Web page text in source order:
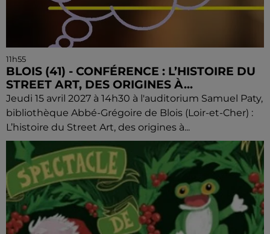
11h55
BLOIS (41) - CONFÉRENCE : L’HISTOIRE DU
STREET ART, DES ORIGINES À...
Jeudi 15 avril 2027 à 14h30 à l'auditorium Samuel Paty,
bibliothèque Abbé-Grégoire de Blois (Loir-et-Cher) :
L’histoire du Street Art, des origines à...